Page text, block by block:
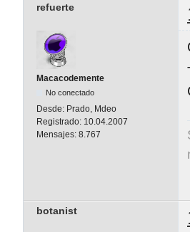
refuerte
Macacodemente
No conectado
Desde: Prado, Mdeo
Registrado: 10.04.2007
Mensajes: 8.767
botanist